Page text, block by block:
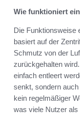
Wie funktioniert
Die Funktionsweise
basiert auf der
Schmutz von der
zurückgehalten
einfach entleert
senkt, sondern
kein regelmäßiger
was viele Nutzer als